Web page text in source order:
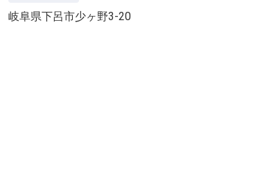
岐阜県下呂市少ヶ野3-20